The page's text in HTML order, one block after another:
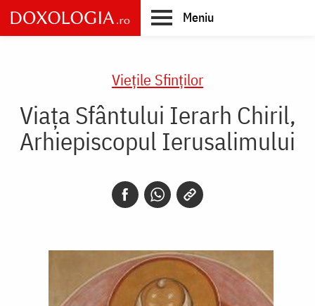
Skip
to
main
Meniu
Vieţile Sfinţilor
Viața Sfântului Ierarh Chiril,
Arhiepiscopul Ierusalimului